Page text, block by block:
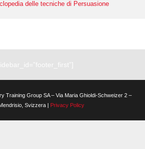
delle tecniche di Persuasione
Training Group SA – Via Maria Ghioldi-Schweizer 2 –
Svizzera | Privacy Policy